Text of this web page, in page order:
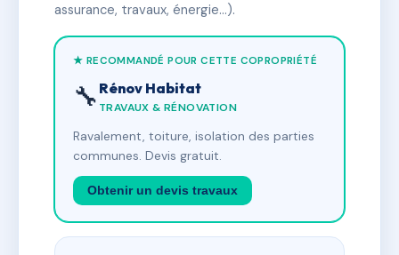
assurance, travaux, énergie…).
★ RECOMMANDÉ POUR CETTE COPROPRIÉTÉ
🔧 Rénov Habitat
TRAVAUX & RÉNOVATION
Ravalement, toiture, isolation des parties
communes. Devis gratuit.
Obtenir un devis travaux